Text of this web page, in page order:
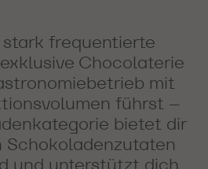
frequentierte
Chocolaterie
mit
führst –
bietet dir
und unterstützt dich